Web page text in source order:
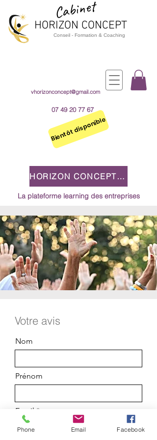
HORIZON CONCEPT
Conseil - Formation & Coaching
07 49 20 77 67
vhorizonconcept@gmail.com
Cabinet
HORIZON CONCEPT 2.0
La plateforme learning des entreprises
Bientôt disponible
Votre avis
Nom
Prénom
Email
Phone Email Facebook